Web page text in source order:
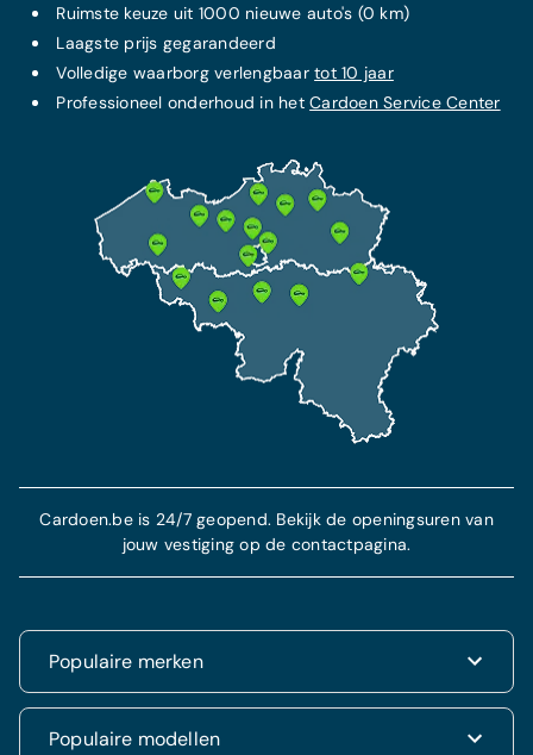
Ruimste keuze uit 1000 nieuwe auto's (0 km)
Laagste prijs gegarandeerd
Volledige waarborg verlengbaartot 10 jaar
Professioneel onderhoud in hetCardoen Service Center
Populaire merken
Renault
Populaire modellen
Cardoen.be is 24/7 geopend. Bekijk de openingsuren van
jouw vestiging op de contactpagina.